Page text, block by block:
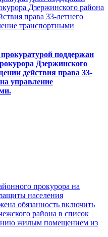
Дзержинского района
права 33-летнего
транспортными
поддержан
Дзержинского
действия права 33-
управление
прокурора на
населения
обязанность включить
района в список
жилым помещением из